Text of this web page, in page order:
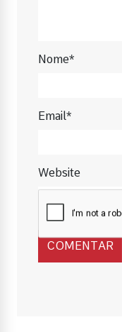
Nome*
Email*
Website